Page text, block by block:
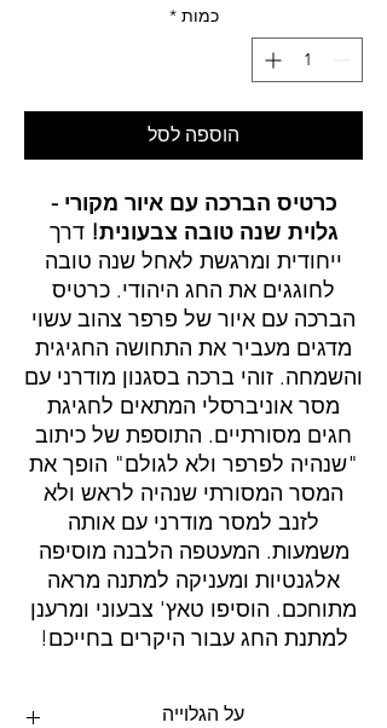
כמות *
הוספה לסל
כרטיס הברכה עם איור מקורי -
גלוית שנה טובה צבעונית!דרך
ייחודית ומרגשת לאחל שנה טובה
לחוגגים את החג היהודי. כרטיס
הברכה עם איור של פרפר צהוב עשוי
מדגים מעביר את התחושה החגיגית
והשמחה. זוהי ברכה בסגנון מודרני עם
מסר אוניברסלי המתאים לחגיגת
חגים מסורתיים. התוספת של כיתוב
"שנהיה לפרפר ולא לגולם" הופך את
המסר המסורתי שנהיה לראש ולא
לזנב למסר מודרני עם אותה
משמעות. המעטפה הלבנה מוסיפה
אלגנטיות ומעניקה למתנה מראה
מתוחכם. הוסיפו טאץ' צבעוני ומרענן
למתנת החג עבור היקרים בחייכם!
על הגלוייה